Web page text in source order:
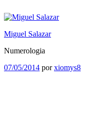
al
Miguel Salazar
Numerologia
Publicado
07/05/2014 porxiomys8